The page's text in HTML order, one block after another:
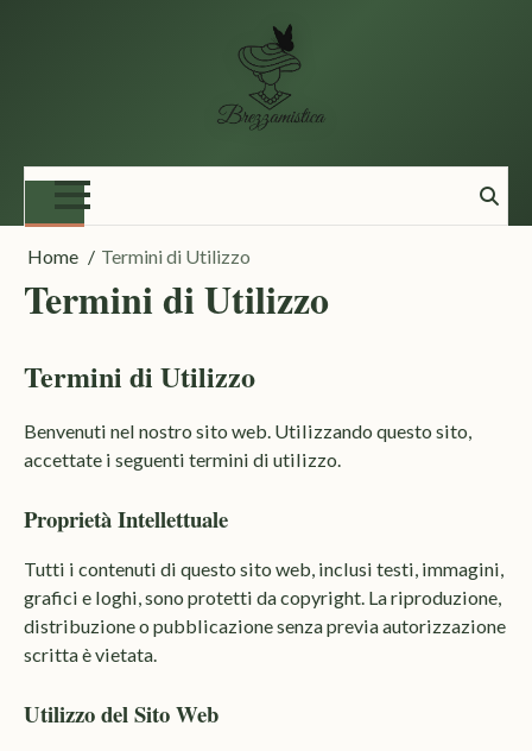
Home Termini di Utilizzo
Termini di Utilizzo
Termini di Utilizzo
Benvenuti nel nostro sito web. Utilizzando questo sito,
accettate i seguenti termini di utilizzo.
Proprietà Intellettuale
Tutti i contenuti di questo sito web, inclusi testi, immagini,
grafici e loghi, sono protetti da copyright. La riproduzione,
distribuzione o pubblicazione senza previa autorizzazione
scritta è vietata.
Utilizzo del Sito Web